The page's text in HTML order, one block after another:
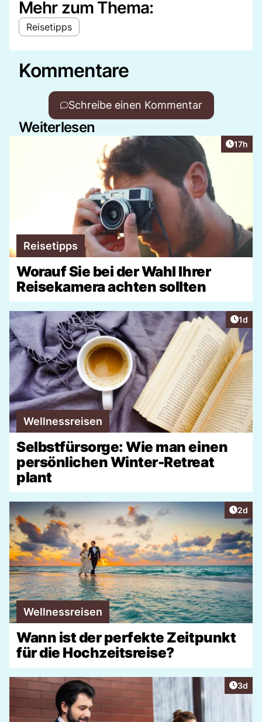
Mehr zum Thema:
Reisetipps
Kommentare
Schreibe einen Kommentar
Weiterlesen
Artikel
17h
Reisetipps
Worauf Sie bei der Wahl Ihrer
Reisekamera achten sollten
1d
Wellnessreisen
Selbstfürsorge: Wie man einen
persönlichen Winter-Retreat
plant
2d
Wellnessreisen
Wann ist der perfekte Zeitpunkt
für die Hochzeitsreise?
3d